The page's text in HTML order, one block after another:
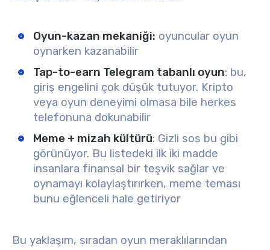
Oyun-kazan mekaniği: oyuncular oyun
oynarken kazanabilir
Tap-to-earn Telegram tabanlı oyun: bu,
giriş engelini çok düşük tutuyor. Kripto
veya oyun deneyimi olmasa bile herkes
telefonuna dokunabilir
Meme + mizah kültürü: Gizli sos bu gibi
görünüyor. Bu listedeki ilk iki madde
insanlara finansal bir teşvik sağlar ve
oynamayı kolaylaştırırken, meme teması
bunu eğlenceli hale getiriyor
Bu yaklaşım, sıradan oyun meraklılarından